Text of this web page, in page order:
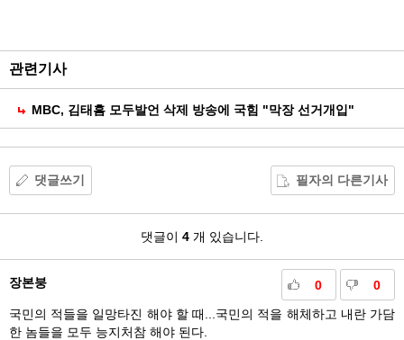
공
유
관련기사
MBC, 김태흠 모두발언 삭제 방송에 국힘 "막장 선거개입"
댓글쓰기 필자의 다른기사
글
댓글이 4 개 있습니다.
0 0
장본붕
국민의 적들을 일망타진 해야 할 때...국민의 적을 해체하고 내란 가담
한 놈들을 모두 능지처참 해야 된다.